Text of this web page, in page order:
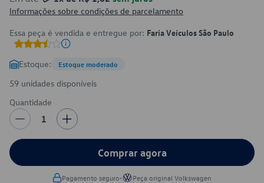
Informações sobre condições de parcelamento
Essa peça é vendida e entregue por: Faria Veículos São Paulo
Estoque: Estoque moderado
59 unidades disponíveis
Quantidade
1
Comprar agora
Pagamento seguro• Peça original Volkswagen